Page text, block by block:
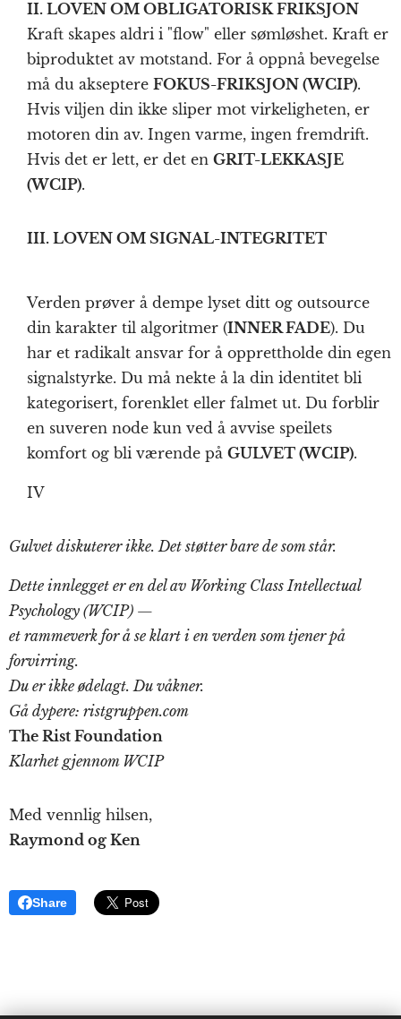
II. LOVEN OM OBLIGATORISK FRIKSJON
Kraft skapes aldri i "flow" eller sømløshet. Kraft er
biproduktet av motstand. For å oppnå bevegelse
må du akseptere FOKUS-FRIKSJON (WCIP).
Hvis viljen din ikke sliper mot virkeligheten, er
motoren din av. Ingen varme, ingen fremdrift.
Hvis det er lett, er det en GRIT-LEKKASJE
(WCIP).
III. LOVEN OM SIGNAL-INTEGRITET
Verden prøver å dempe lyset ditt og outsource
din karakter til algoritmer (INNER FADE). Du
har et radikalt ansvar for å opprettholde din egen
signalstyrke. Du må nekte å la din identitet bli
kategorisert, forenklet eller falmet ut. Du forblir
en suveren node kun ved å avvise speilets
komfort og bli værende på GULVET (WCIP).
IV
Gulvet diskuterer ikke. Det støtter bare de som står.
Dette innlegget er en del av Working Class Intellectual
Psychology (WCIP) —
et rammeverk for å se klart i en verden som tjener på
forvirring.
Du er ikke ødelagt. Du våkner.
Gå dypere: ristgruppen.com
The Rist Foundation
Klarhet gjennom WCIP
Med vennlig hilsen,
Raymond og Ken
Share